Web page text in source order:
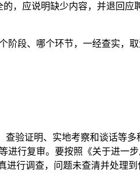
，应说明缺少内容，并退回
段、哪个环节，一经查实，取
验证明、实地考察和谈话等
行复审。要按照《关于进一
行调查，问题未查清并处理